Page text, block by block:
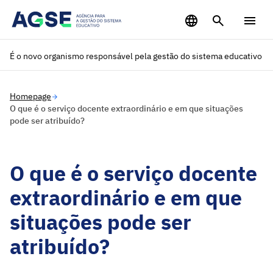
É o novo organismo responsável pela gestão do sistema educativo
Homepage
O que é o serviço docente extraordinário e em que situações
pode ser atribuído?
O que é o serviço docente
extraordinário e em que
situações pode ser
atribuído?